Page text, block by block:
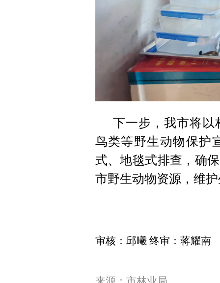
下一步，我市将以
鸟类等野生动物保护
式、地毯式排查，确
市野生动物资源，维
审核：邱曦 终审：蒋耀南
来源：市林业局